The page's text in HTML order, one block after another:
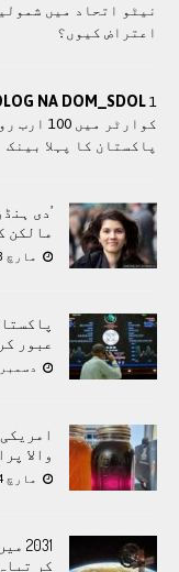
نیٹو اتحاد میں
اعتراض کیوں؟
NA DOM_SDOL
کوارٹر
پاکستان کا پہلا بینک
’دی
مالکن
مارچ 13, 2026
عبور
دسمبر 5, 2023
والا
مارچ 14, 2023
کر